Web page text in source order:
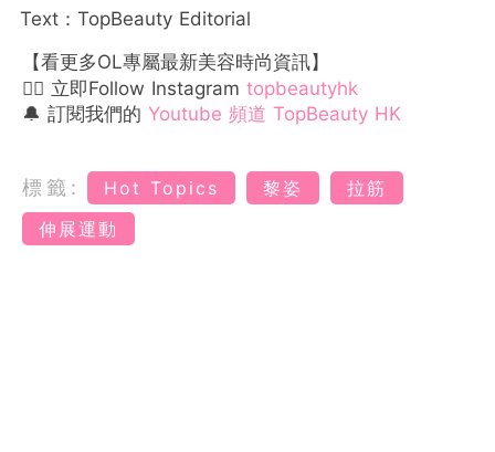
Text：TopBeauty Editorial
【看更多OL專屬最新美容時尚資訊】
👉🏻 立即Follow Instagram topbeautyhk
🔔 訂閱我們的 Youtube 頻道 TopBeauty HK
標籤: Hot Topics 黎姿
拉筋
伸展運動